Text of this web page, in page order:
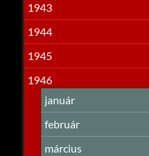
1943
1944
1945
1946
január
február
március